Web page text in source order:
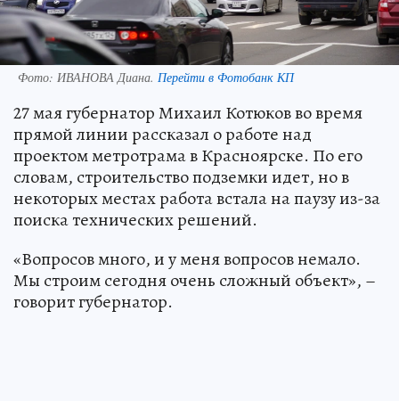
Фото: ИВАНОВА Диана. Перейти в Фотобанк КП
27 мая губернатор Михаил Котюков во время
прямой линии рассказал о работе над
проектом метротрама в Красноярске. По его
словам, строительство подземки идет, но в
некоторых местах работа встала на паузу из-за
поиска технических решений.
«Вопросов много, и у меня вопросов немало.
Мы строим сегодня очень сложный объект», –
говорит губернатор.